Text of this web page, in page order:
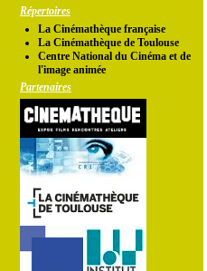
Répertoires
La Cinémathèque française
La Cinémathèque de Toulouse
Centre National du Cinéma et de
l'image animée
Partenaires